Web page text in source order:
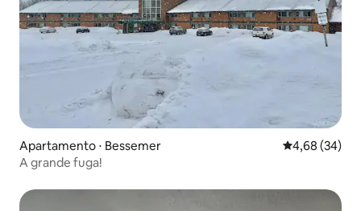
Apartamento ⋅ Bessemer 4,68 de uma
4,68 (34)
A grande fuga!